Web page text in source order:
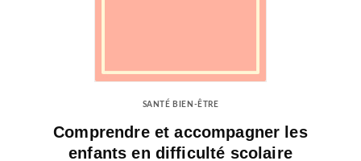
SANTÉ BIEN-ÊTRE
Comprendre et accompagner les
enfants en difficulté scolaire